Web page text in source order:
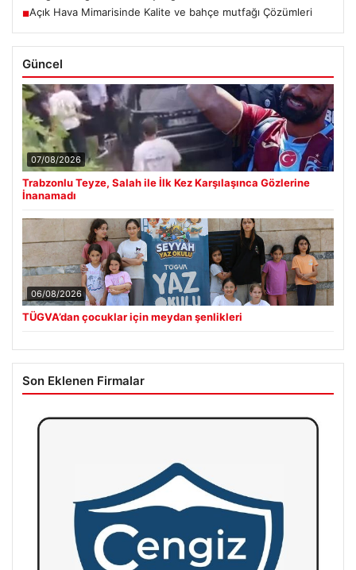
■Açık Hava Mimarisinde Kalite ve bahçe mutfağı Çözümleri
Güncel
07/08/2026
Trabzonlu Teyze, Salah ile İlk Kez Karşılaşınca Gözlerine
İnanamadı
06/08/2026
TÜGVA’dan çocuklar için meydan şenlikleri
Son Eklenen Firmalar